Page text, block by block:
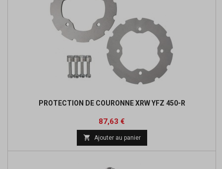
PROTECTION DE COURONNE XRW YFZ 450-R
Prix
87,63 €
base
 Ajouter au panier